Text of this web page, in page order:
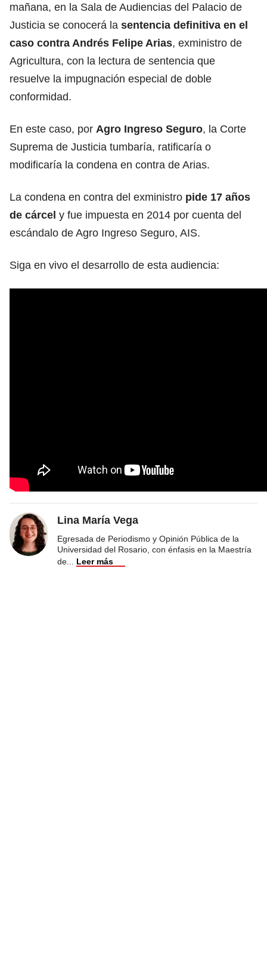
mañana, en la Sala de Audiencias del Palacio de
Justicia se conocerá la sentencia definitiva en el
caso contra Andrés Felipe Arias, exministro de
Agricultura, con la lectura de sentencia que
resuelve la impugnación especial de doble
conformidad.
En este caso, por Agro Ingreso Seguro, la Corte
Suprema de Justicia tumbaría, ratificaría o
modificaría la condena en contra de Arias.
La condena en contra del exministro pide 17 años
de cárcel y fue impuesta en 2014 por cuenta del
escándalo de Agro Ingreso Seguro, AIS.
Siga en vivo el desarrollo de esta audiencia:
Lina María Vega
Egresada de Periodismo y Opinión Pública de la
Universidad del Rosario, con énfasis en la Maestría
de
Leer más